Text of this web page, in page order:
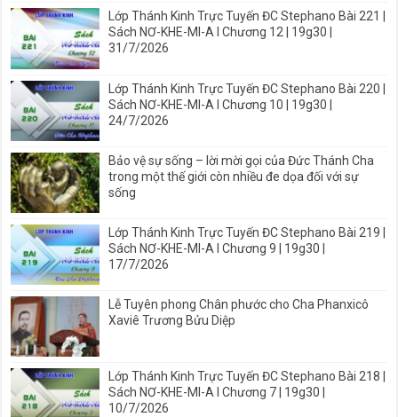
Lớp Thánh Kinh Trực Tuyến ĐC Stephano Bài 221 |
Sách NƠ-KHE-MI-A I Chương 12 | 19g30 |
31/7/2026
Lớp Thánh Kinh Trực Tuyến ĐC Stephano Bài 220 |
Sách NƠ-KHE-MI-A I Chương 10 | 19g30 |
24/7/2026
Bảo vệ sự sống – lời mời gọi của Đức Thánh Cha
trong một thế giới còn nhiều đe dọa đối với sự
sống
Lớp Thánh Kinh Trực Tuyến ĐC Stephano Bài 219 |
Sách NƠ-KHE-MI-A I Chương 9 | 19g30 |
17/7/2026
Lễ Tuyên phong Chân phước cho Cha Phanxicô
Xaviê Trương Bửu Diệp
Lớp Thánh Kinh Trực Tuyến ĐC Stephano Bài 218 |
Sách NƠ-KHE-MI-A I Chương 7 | 19g30 |
10/7/2026